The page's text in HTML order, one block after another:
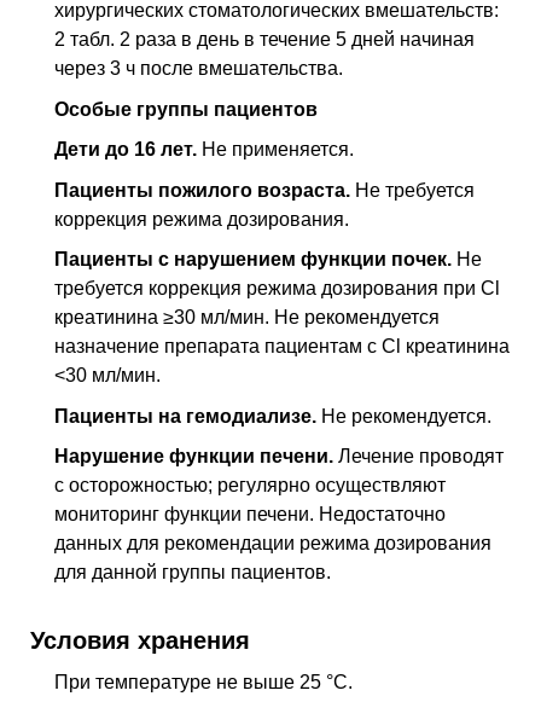
хирургических стоматологических вмешательств:
2 табл. 2 раза в день в течение 5 дней начиная
через 3 ч после вмешательства.
Особые группы пациентов
Дети до 16 лет. Не применяется.
Пациенты пожилого возраста. Не требуется
коррекция режима дозирования.
Пациенты с нарушением функции почек. Не
требуется коррекция режима дозирования при Cl
креатинина ≥30 мл/мин. Не рекомендуется
назначение препарата пациентам с Cl креатинина
<30 мл/мин.
Пациенты на гемодиализе. Не рекомендуется.
Нарушение функции печени. Лечение проводят
с осторожностью; регулярно осуществляют
мониторинг функции печени. Недостаточно
данных для рекомендации режима дозирования
для данной группы пациентов.
Условия хранения
При температуре не выше 25 °C.